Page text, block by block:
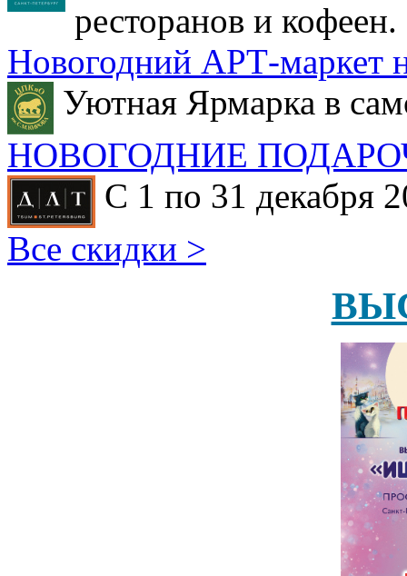
ресторанов и кофеен.
Новогодний АРТ-маркет
Уютная Ярмарка в
НОВОГОДНИЕ
С 1 по 31 декабря
Все скидки >